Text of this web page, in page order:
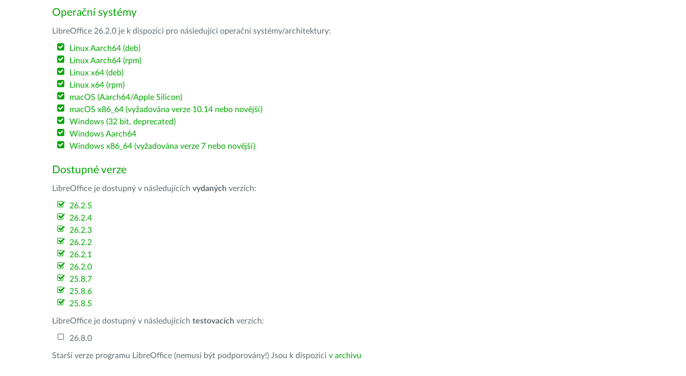
Operační systémy
LibreOffice 26.2.0 je k dispozici pro následující operační systémy/architektury:
Linux Aarch64 (deb)
Linux Aarch64 (rpm)
Linux x64 (deb)
Linux x64 (rpm)
macOS (Aarch64/Apple Silicon)
macOS x86_64 (vyžadována verze 10.14 nebo novější)
Windows (32 bit, deprecated)
Windows Aarch64
Windows x86_64 (vyžadována verze 7 nebo novější)
Dostupné verze
LibreOffice je dostupný v následujících vydaných verzích:
26.2.5
26.2.4
26.2.3
26.2.2
26.2.1
26.2.0
25.8.7
25.8.6
25.8.5
LibreOffice je dostupný v následujících testovacích verzích:
26.8.0
Starší verze programu LibreOffice (nemusí být podporovány!) Jsou k dispozici v archivu